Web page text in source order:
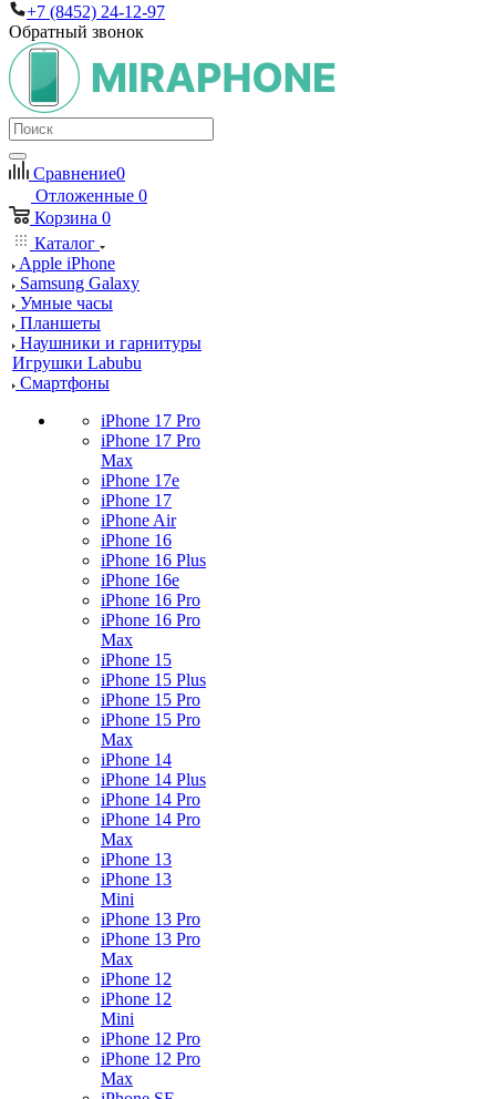
+7 (8452) 24-12-97
Обратный звонок
Сравнение0
Отложенные 0
Корзина 0
Каталог
Apple iPhone
Samsung Galaxy
Умные часы
Планшеты
Наушники и гарнитуры
Игрушки Labubu
Смартфоны
iPhone 17 Pro
iPhone 17 Pro
Max
iPhone 17e
iPhone 17
iPhone Air
iPhone 16
iPhone 16 Plus
iPhone 16e
iPhone 16 Pro
iPhone 16 Pro
Max
iPhone 15
iPhone 15 Plus
iPhone 15 Pro
iPhone 15 Pro
Max
iPhone 14
iPhone 14 Plus
iPhone 14 Pro
iPhone 14 Pro
Max
iPhone 13
iPhone 13
Mini
iPhone 13 Pro
iPhone 13 Pro
Max
iPhone 12
iPhone 12
Mini
iPhone 12 Pro
iPhone 12 Pro
Max